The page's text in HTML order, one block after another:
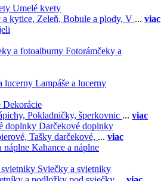
Umelé kvety
a kytice, Zeleň, Bobule a plody, V ... viac
Fotorámčeky a
Lampáše a lucerny
Dekorácie
Pokladničky, šperkovnic ... viac
Darčekové doplnky
Tašky darčekové, ... viac
Kahance a náplne
Sviečky a svietniky